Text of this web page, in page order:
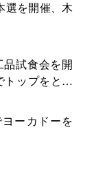
選を開催、木
試食会を開
トップをとれ
を」
ーカドーを